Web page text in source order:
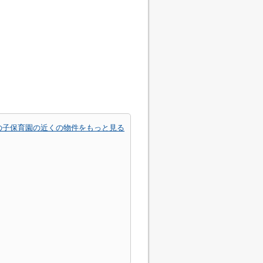
子保育園の近くの物件をもっと見る